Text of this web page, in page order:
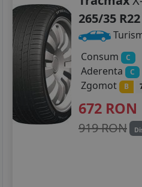
265/35
Consum
C
Aderenta C
Zgomot B
672 RON
919 RON